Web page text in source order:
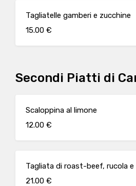
Tagliatelle gamberi e zucchine
15.00 €
Secondi Piatti di
Scaloppina al limone
12.00 €
Tagliata di roast-beef, rucola
21.00 €